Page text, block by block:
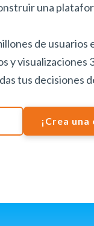
una
de
y
tus decisiones
¡Crea una